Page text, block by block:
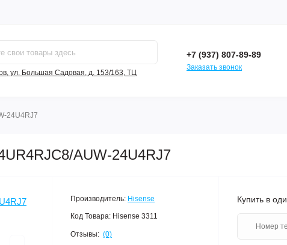
ул. Большая Садовая, д. 153/163, ТЦ
+7 (937) 807-89-89
Заказать звонок
24U4RJ7
AUW-24U4RJ7
Производитель: Hisense
Код Товара: Hisense 3311
Отзывы: (0)
Купить в